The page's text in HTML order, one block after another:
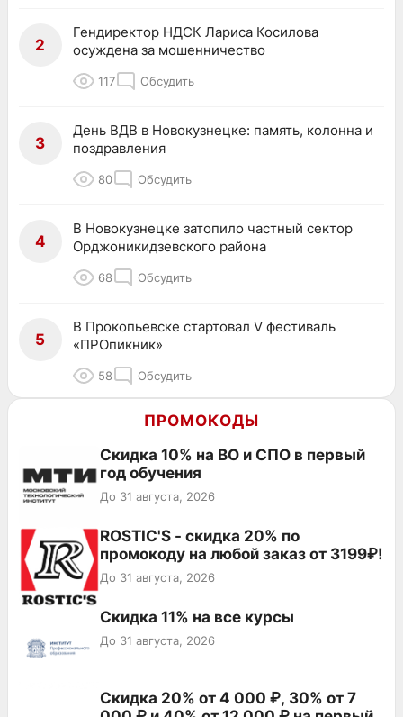
2
Гендиректор НДСК Лариса Косилова
осуждена за мошенничество
117 Обсудить
3
День ВДВ в Новокузнецке: память, колонна и
поздравления
80 Обсудить
4
В Новокузнецке затопило частный сектор
Орджоникидзевского района
68 Обсудить
5
В Прокопьевске стартовал V фестиваль
«ПРОпикник»
58 Обсудить
ПРОМОКОДЫ
Скидка 10% на ВО и СПО в первый
год обучения
До 31 августа, 2026
ROSTIC'S - скидка 20% по
промокоду на любой заказ от 3199₽!
До 31 августа, 2026
Скидка 11% на все курсы
До 31 августа, 2026
Скидка 20% от 4 000 ₽, 30% от 7